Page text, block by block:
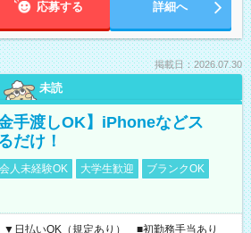
応募する 詳細へ
掲載日：2026.07.30
未読
手渡しOK】iPhoneなどス
だけ！
人未経験OK 大学生歓迎
ブランクOK
日払いOK（規定あり） ■初勤務手当あり